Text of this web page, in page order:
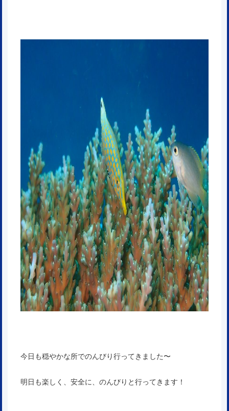
今日も穏やかな所でのんびり行ってきました〜
明日も楽しく、安全に、のんびりと行ってきます！